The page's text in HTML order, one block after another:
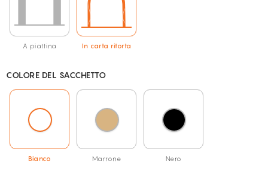
A piattina In carta ritorta
COLORE DEL SACCHETTO
Bianco Marrone Nero